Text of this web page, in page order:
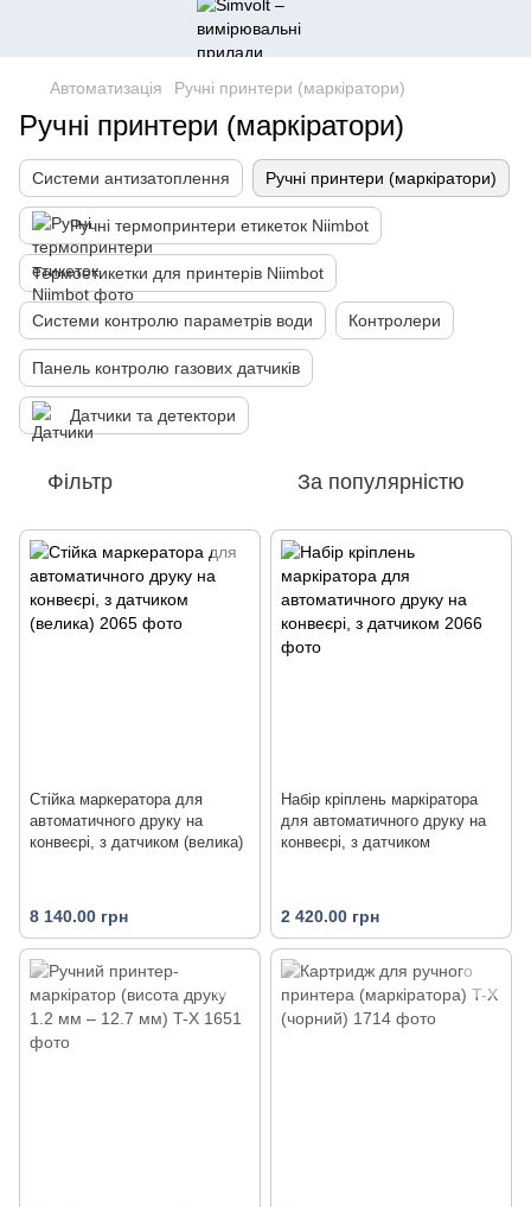
Автоматизація Ручні принтери (маркіратори)
Ручні принтери (маркіратори)
Системи антизатоплення Ручні принтери (маркіратори)
Ручні термопринтери етикеток Niimbot
Термоетикетки для принтерів Niimbot
Системи контролю параметрів води Контролери
Панель контролю газових датчиків
Датчики та детектори
Фільтр За популярністю
Стійка маркератора для
автоматичного друку на
конвеєрі, з датчиком (велика)
8 140.00 грн
Набір кріплень маркіратора
для автоматичного друку на
конвеєрі, з датчиком
2 420.00 грн